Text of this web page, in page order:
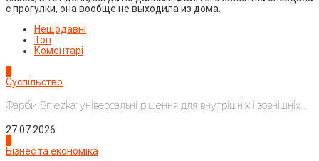
с прогулки, она вообще не выходила из дома.
Нещодавні
Топ
Коментарі
Суспільство
Фарби Sniezka: універсальні рішення для внутрішніх і зовнішніх...
27.07.2026
Бізнес та економіка